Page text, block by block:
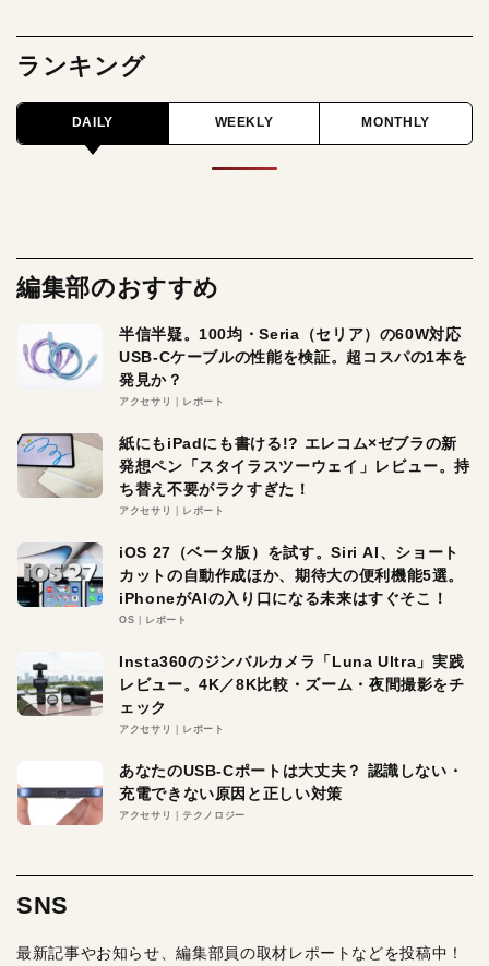
ランキング
DAILY WEEKLY MONTHLY
編集部のおすすめ
半信半疑。100均・Seria（セリア）の60W対応
USB-Cケーブルの性能を検証。超コスパの1本を
発見か？
アクセサリ レポート
紙にもiPadにも書ける!? エレコム×ゼブラの新
発想ペン「スタイラスツーウェイ」レビュー。持
ち替え不要がラクすぎた！
アクセサリ レポート
iOS 27（ベータ版）を試す。Siri AI、ショート
カットの自動作成ほか、期待大の便利機能5選。
iPhoneがAIの入り口になる未来はすぐそこ！
OS レポート
Insta360のジンバルカメラ「Luna Ultra」実践
レビュー。4K／8K比較・ズーム・夜間撮影をチ
ェック
アクセサリ レポート
あなたのUSB-Cポートは大丈夫？ 認識しない・
充電できない原因と正しい対策
アクセサリ テクノロジー
SNS
最新記事やお知らせ、編集部員の取材レポートなどを投稿中！